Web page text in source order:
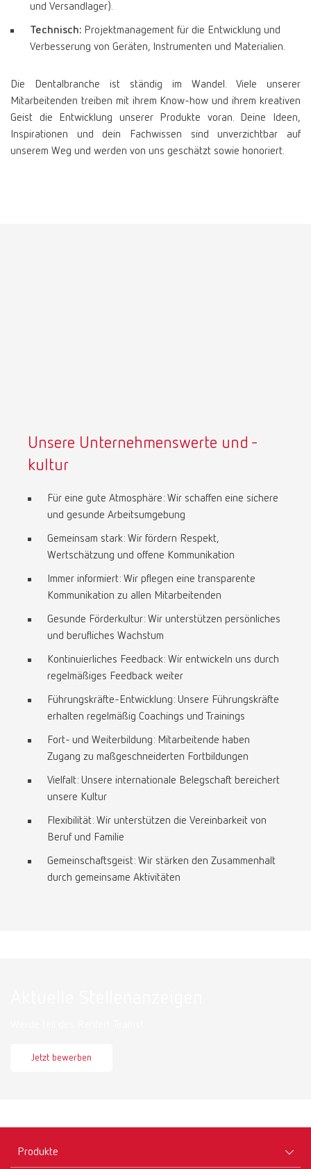
und Versandlager).
Technisch: Projektmanagement für die Entwicklung und
Verbesserung von Geräten, Instrumenten und Materialien.
Die Dentalbranche ist ständig im Wandel. Viele unserer
Mitarbeitenden treiben mit ihrem Know-how und ihrem kreativen
Geist die Entwicklung unserer Produkte voran. Deine Ideen,
Inspirationen und dein Fachwissen sind unverzichtbar auf
unserem Weg und werden von uns geschätzt sowie honoriert.
Unsere Unternehmenswerte und -
kultur
Für eine gute Atmosphäre: Wir schaffen eine sichere
und gesunde Arbeitsumgebung
Gemeinsam stark: Wir fördern Respekt,
Wertschätzung und offene Kommunikation
Immer informiert: Wir pflegen eine transparente
Kommunikation zu allen Mitarbeitenden
Gesunde Förderkultur: Wir unterstützen persönliches
und berufliches Wachstum
Kontinuierliches Feedback: Wir entwickeln uns durch
regelmäßiges Feedback weiter
Führungskräfte-Entwicklung: Unsere Führungskräfte
erhalten regelmäßig Coachings und Trainings
Fort- und Weiterbildung: Mitarbeitende haben
Zugang zu maßgeschneiderten Fortbildungen
Vielfalt: Unsere internationale Belegschaft bereichert
unsere Kultur
Flexibilität: Wir unterstützen die Vereinbarkeit von
Beruf und Familie
Gemeinschaftsgeist: Wir stärken den Zusammenhalt
durch gemeinsame Aktivitäten
Jetzt bewerben
Produkte